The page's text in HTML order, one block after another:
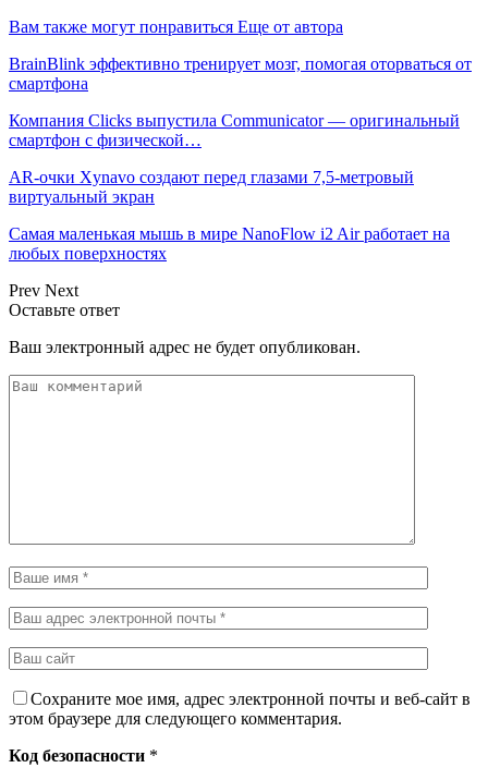
Вам также могут понравиться Еще от автора
BrainBlink эффективно тренирует мозг, помогая оторваться от
смартфона
Компания Clicks выпустила Communicator — оригинальный
смартфон с физической…
AR-очки Xynavo создают перед глазами 7,5-метровый
виртуальный экран
Самая маленькая мышь в мире NanoFlow i2 Air работает на
любых поверхностях
Prev Next
Оставьте ответ
Ваш электронный адрес не будет опубликован.
Сохраните мое имя, адрес электронной почты и веб-сайт в
этом браузере для следующего комментария.
Код безопасности *